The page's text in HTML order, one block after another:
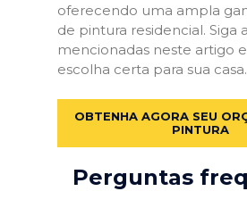
oferecendo uma ampla
de pintura residencial. Siga
mencionadas neste artigo
escolha certa para sua casa.
OBTENHA AGORA SEU
PINTURA
Perguntas